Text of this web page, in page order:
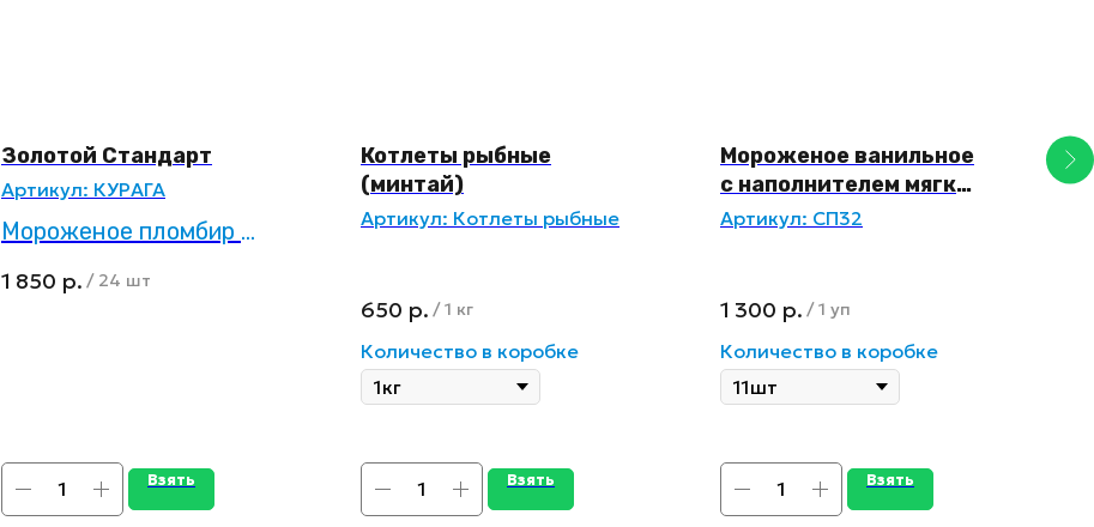
Золотой Стандарт
Артикул: КУРАГА
Мороженое пломбир в
вафельном стаканчике
1 850 р. / 24 шт
Взять
Котлеты рыбные
(минтай)
Артикул: Котлеты рыбные
650 р. /1 кг
Количество в коробке
Взять
Мороженое ванильное
с наполнителем мягкая
карамель
Артикул: СП32
1 300 р. /1 уп
Количество в коробке
Взять